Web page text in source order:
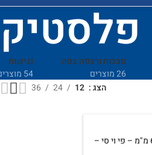
סבכות ורצפה צפה
26 מוצרים
נגישות
54 מוצרים
הצג 12
24
36
פרופיל תפר התפשטות לטיח 6 מ"מ – פי וי סי –